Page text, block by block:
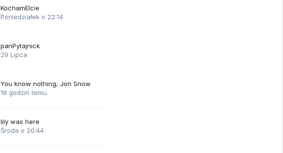
KochamElcie
Poniedziałek o 22:14
panPytajnick
29 Lipca
You know nothing, Jon Snow
18 godzin temu
lily was here
Środa o 20:44